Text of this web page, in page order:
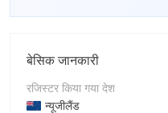
बेसिक जानकारी
रजिस्टर किया गया देश
न्यूजीलैंड